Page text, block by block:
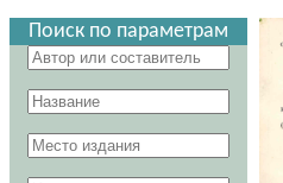
Поиск по параметрам